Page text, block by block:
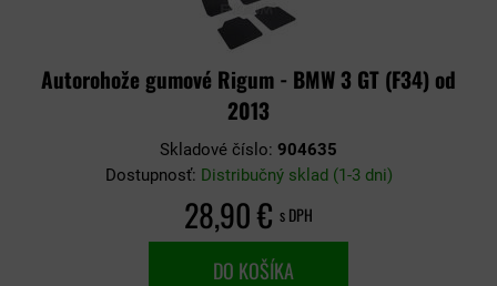
Autorohože gumové Rigum - BMW 3 GT (F34) od
2013
Skladové číslo: 904635
Dostupnosť: Distribučný sklad (1-3 dni)
28,90 € s DPH
DO KOŠÍKA